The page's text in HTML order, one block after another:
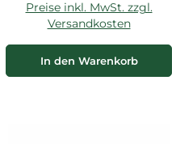
Preise inkl. MwSt. zzgl.
Versandkosten
In den Warenkorb